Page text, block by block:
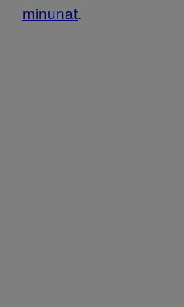
minunat.